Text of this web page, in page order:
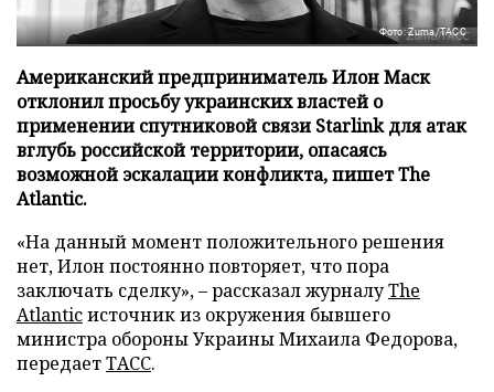
Фото: Zuma/ТАСС
Американский предприниматель Илон Маск
отклонил просьбу украинских властей о
применении спутниковой связи Starlink для атак
вглубь российской территории, опасаясь
возможной эскалации конфликта, пишет The
Atlantic.
«На данный момент положительного решения
нет, Илон постоянно повторяет, что пора
заключать сделку», – рассказал журналуThe
Atlanticисточник из окружения бывшего
министра обороны Украины Михаила Федорова,
передаетТАСС.